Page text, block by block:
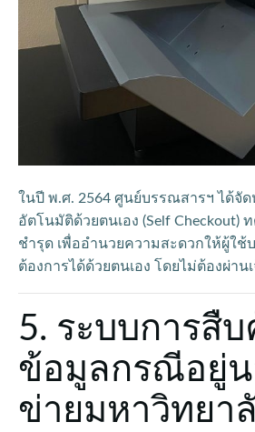
ในปี พ.ศ. 2564 ศูนย์บรรณสารฯ ได้จั
อัตโนมัติด้วยตนเอง (Self Checkout)
ชำรุด เพื่ออำนวยความสะดวกให้ผู้ใช้
ต้องการได้ด้วยตนเอง โดยไม่ต้องผ่าน
5. ระบบการสื
ข้อมูลกรณีอยู่น
ข่ายมหาวิทยา